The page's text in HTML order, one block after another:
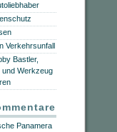
Verkehrsunfall
Bastler,
Werkzeug
Panamera